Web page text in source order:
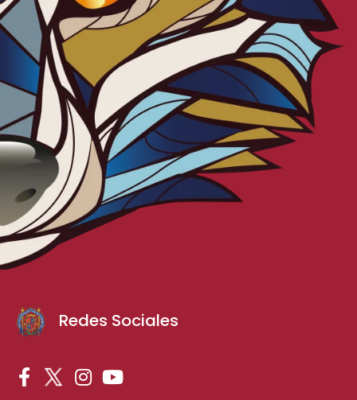
Redes Sociales